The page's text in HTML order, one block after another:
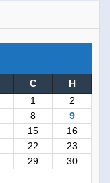
С
Н
1
2
8
9
15
16
22
23
29
30